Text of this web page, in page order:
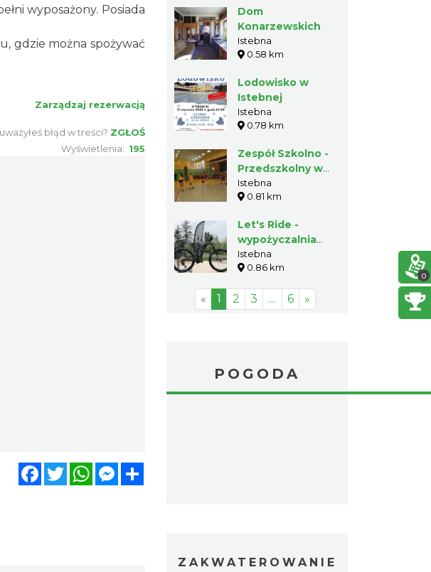
wyposażony. Posiada
gdzie można spożywać
Zarządzaj rezerwacją
błąd w treści? ZGŁOŚ
Wyświetlenia: 195
FacebookTwitterWhatsAppMessenger
Andziołówce
Dom
Konarzewskich
Istebna
0.58 km
Lodowisko w
Istebnej
Istebna
0.78 km
Zespół Szkolno -
Przedszkolny w
Istebnej Szkoła
Podstawowa Nr 1
Londzina
Istebna
0.81 km
Let's Ride -
wypożyczalnia
rowerów
elektrycznych
Istebna
0.86 km
« 1 2 3 … 6 »
POGODA
ZAKWATEROWANIE
0